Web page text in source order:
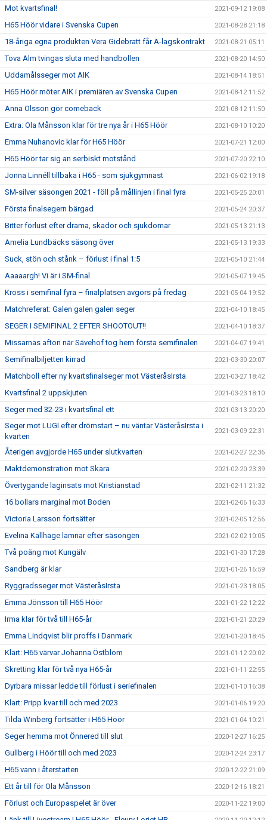
Mot kvartsfinal! 2021-09-12 19:08
H65 Höör vidare i Svenska Cupen 2021-08-28 21:18
18-åriga egna produkten Vera Gidebratt får A-lagskontrakt 2021-08-21 05:11
Tova Alm tvingas sluta med handbollen 2021-08-20 14:50
Uddamålsseger mot AIK 2021-08-14 18:51
H65 Höör möter AIK i premiären av Svenska Cupen 2021-08-12 11:52
Anna Olsson gör comeback 2021-08-12 11:50
Extra: Ola Månsson klar för tre nya år i H65 Höör 2021-08-10 10:20
Emma Nuhanovic klar för H65 Höör 2021-07-21 12:00
H65 Höör tar sig an serbiskt motstånd 2021-07-20 22:10
Jonna Linnéll tillbaka i H65 - som sjukgymnast 2021-06-02 19:18
SM-silver säsongen 2021 - föll på mållinjen i final fyra 2021-05-25 20:01
Första finalsegern bärgad 2021-05-24 20:37
Bitter förlust efter drama, skador och sjukdomar 2021-05-13 21:13
Amelia Lundbäcks säsong över 2021-05-13 19:33
Suck, stön och stånk – förlust i final 1:5 2021-05-10 21:44
Aaaaargh! Vi är i SM-final 2021-05-07 19:45
Kross i semifinal fyra – finalplatsen avgörs på fredag 2021-05-04 19:52
Matchreferat: Galen galen galen seger 2021-04-10 18:45
SEGER I SEMIFINAL 2 EFTER SHOOTOUT!! 2021-04-10 18:37
Missarnas afton när Sävehof tog hem första semifinalen 2021-04-07 19:41
Semifinalbiljetten kirrad 2021-03-30 20:07
Matchboll efter ny kvartsfinalseger mot VästeråsIrsta 2021-03-27 18:42
Kvartsfinal 2 uppskjuten 2021-03-23 18:10
Seger med 32-23 i kvartsfinal ett 2021-03-13 20:20
Seger mot LUGI efter drömstart – nu väntar VästeråsIrsta i
kvarten
2021-03-09 22:31
Återigen avgjorde H65 under slutkvarten 2021-02-27 22:36
Maktdemonstration mot Skara 2021-02-20 23:39
Övertygande laginsats mot Kristianstad 2021-02-11 21:32
16 bollars marginal mot Boden 2021-02-06 16:33
Victoria Larsson fortsätter 2021-02-05 12:56
Evelina Källhage lämnar efter säsongen 2021-02-02 10:05
Två poäng mot Kungälv 2021-01-30 17:28
Sandberg är klar 2021-01-26 16:59
Ryggradsseger mot VästeråsIrsta 2021-01-23 18:05
Emma Jönsson till H65 Höör 2021-01-22 12:22
Irma klar för två till H65-år 2021-01-21 20:29
Emma Lindqvist blir proffs i Danmark 2021-01-20 18:45
Klart: H65 värvar Johanna Östblom 2021-01-12 20:02
Skretting klar för två nya H65-år 2021-01-11 22:55
Dyrbara missar ledde till förlust i seriefinalen 2021-01-10 16:38
Klart: Pripp kvar till och med 2023 2021-01-06 19:20
Tilda Winberg fortsätter i H65 Höör 2021-01-04 10:21
Seger hemma mot Önnered till slut 2020-12-27 16:25
Gullberg i Höör till och med 2023 2020-12-24 23:17
H65 vann i återstarten 2020-12-22 21:09
Ett år till för Ola Månsson 2020-12-16 18:21
Förlust och Europaspelet är över 2020-11-22 19:00